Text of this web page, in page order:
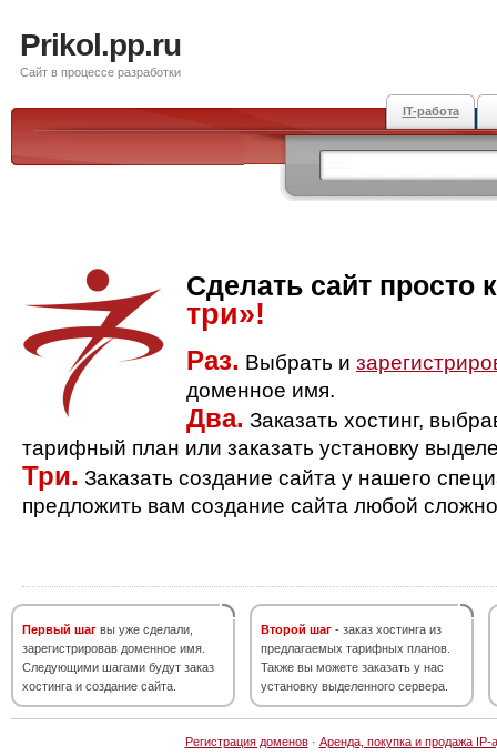
Prikol.pp.ru
Сайт в процессе разработки
IT-работа
Сделать сайт просто
три»!
Раз. Выбрать и
доменное имя.
Два. Заказать хостинг,
тарифный план или заказать установку
Три. Заказать создание сайта у нашего
предложить вам создание сайта любой
Первый шаг вы уже сделали,
зарегистрировав доменное имя.
Следующими шагами будут заказ
хостинга и создание сайта.
Второй шаг - заказ хостинга из
предлагаемых тарифных планов.
Также вы можете заказать у нас
установку выделенного сервера.
Регистрация доменов· Аренда, покупка и продажа IP-